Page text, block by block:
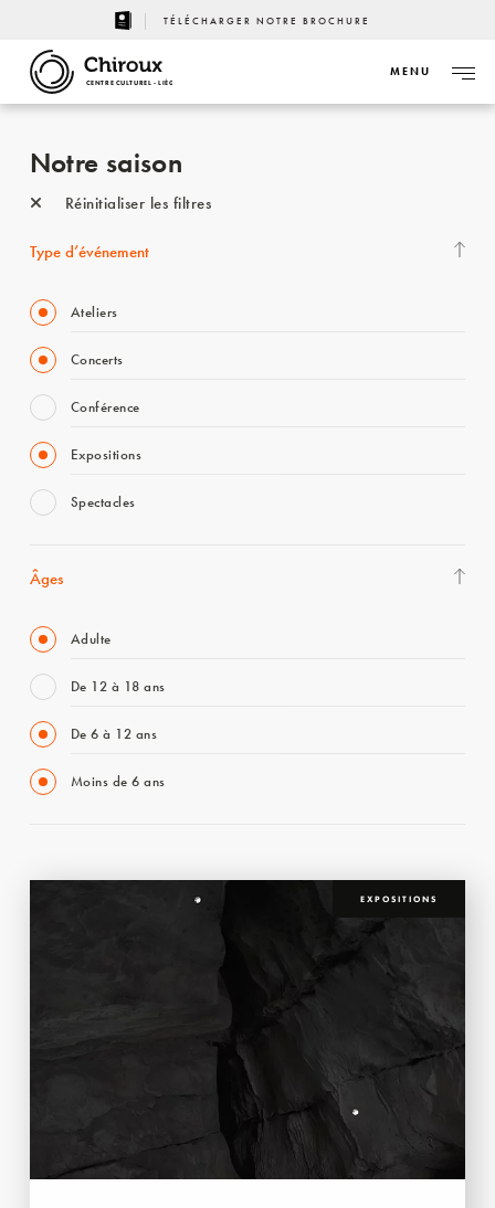
TÉLÉCHARGER NOTRE BROCHURE
CENTRE CULTUREL - LIÈGE
MENU
Notre saison
Réinitialiser les filtres
Type d’événement
Ateliers
Concerts
Conférence
Expositions
Spectacles
Âges
Adulte
De 12 à 18 ans
De 6 à 12 ans
Moins de 6 ans
EXPOSITIONS